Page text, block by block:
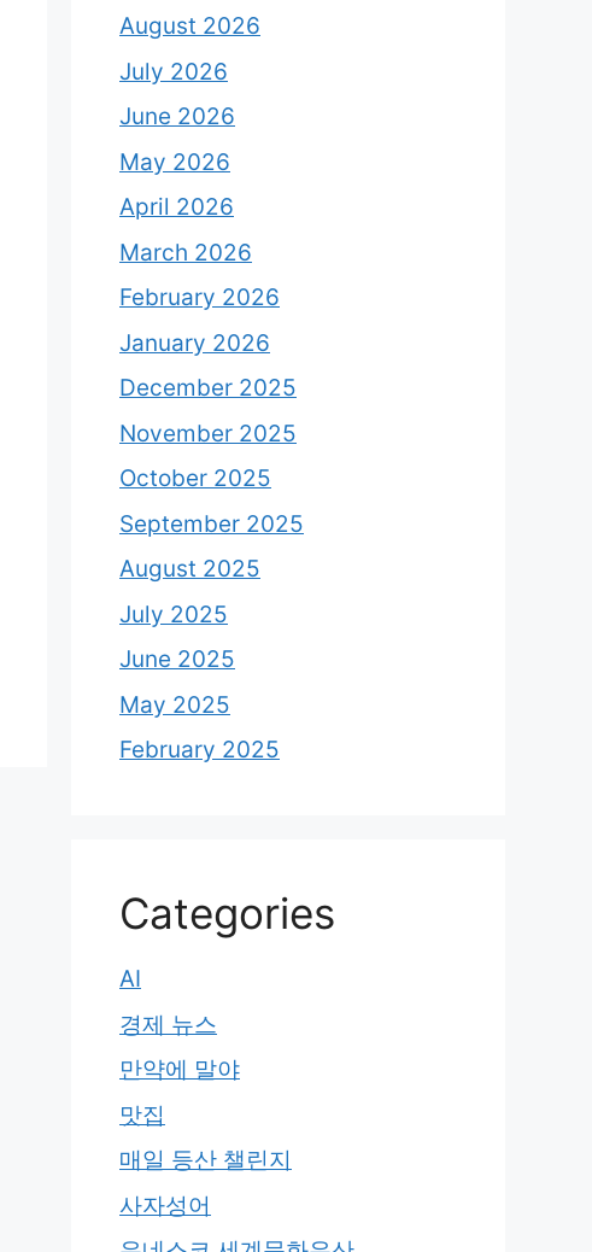
August 2026
July 2026
June 2026
May 2026
April 2026
March 2026
February 2026
January 2026
December 2025
November 2025
October 2025
September 2025
August 2025
July 2025
June 2025
May 2025
February 2025
Categories
AI
경제 뉴스
만약에 말야
맛집
매일 등산 챌린지
사자성어